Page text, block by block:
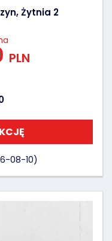
Żytnia 2
PLN
08-10)